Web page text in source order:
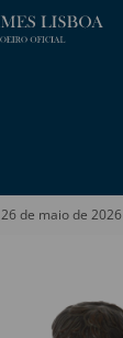
26 de maio de 2026